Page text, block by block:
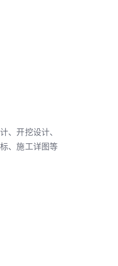
、开挖设计、
、施工详图等